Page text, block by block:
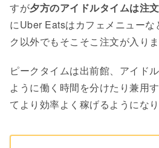
すが夕方のアイドルタイムは注
にUber Eatsはカフェメニューな
ク以外でもそこそこ注文が入りま
ピークタイムは出前館、アイド
ように働く時間を分けたり兼用
てより効率よく稼げるようになり